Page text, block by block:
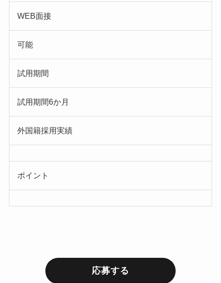
WEB面接
可能
試用期間
試用期間6か月
外国籍採用実績
ポイント
応募する